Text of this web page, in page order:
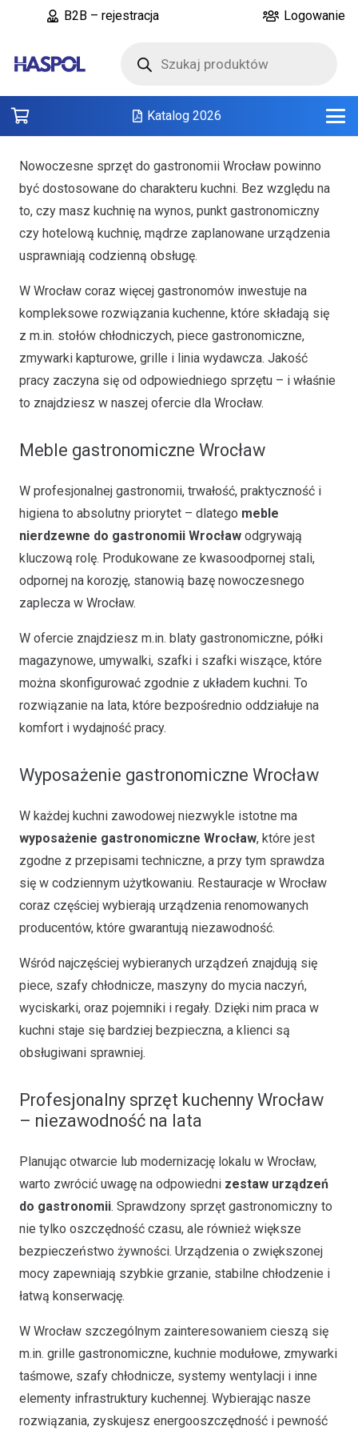
B2B – rejestracja Logowanie
produktów
Katalog 2026
Nowoczesne sprzęt do gastronomii Wrocław powinno
być dostosowane do charakteru kuchni. Bez względu na
to, czy masz kuchnię na wynos, punkt gastronomiczny
czy hotelową kuchnię, mądrze zaplanowane urządzenia
usprawniają codzienną obsługę.
W Wrocław coraz więcej gastronomów inwestuje na
kompleksowe rozwiązania kuchenne, które składają się
z m.in. stołów chłodniczych, piece gastronomiczne,
zmywarki kapturowe, grille i linia wydawcza. Jakość
pracy zaczyna się od odpowiedniego sprzętu – i właśnie
to znajdziesz w naszej ofercie dla Wrocław.
Meble gastronomiczne Wrocław
W profesjonalnej gastronomii, trwałość, praktyczność i
higiena to absolutny priorytet – dlatego meble
nierdzewne do gastronomii Wrocław odgrywają
kluczową rolę. Produkowane ze kwasoodpornej stali,
odpornej na korozję, stanowią bazę nowoczesnego
zaplecza w Wrocław.
W ofercie znajdziesz m.in. blaty gastronomiczne, półki
magazynowe, umywalki, szafki i szafki wiszące, które
można skonfigurować zgodnie z układem kuchni. To
rozwiązanie na lata, które bezpośrednio oddziałuje na
komfort i wydajność pracy.
Wyposażenie gastronomiczne Wrocław
W każdej kuchni zawodowej niezwykle istotne ma
wyposażenie gastronomiczne Wrocław, które jest
zgodne z przepisami techniczne, a przy tym sprawdza
się w codziennym użytkowaniu. Restauracje w Wrocław
coraz częściej wybierają urządzenia renomowanych
producentów, które gwarantują niezawodność.
Wśród najczęściej wybieranych urządzeń znajdują się
piece, szafy chłodnicze, maszyny do mycia naczyń,
wyciskarki, oraz pojemniki i regały. Dzięki nim praca w
kuchni staje się bardziej bezpieczna, a klienci są
obsługiwani sprawniej.
Profesjonalny sprzęt kuchenny Wrocław
– niezawodność na lata
Planując otwarcie lub modernizację lokalu w Wrocław,
warto zwrócić uwagę na odpowiedni zestaw urządzeń
do gastronomii. Sprawdzony sprzęt gastronomiczny to
nie tylko oszczędność czasu, ale również większe
bezpieczeństwo żywności. Urządzenia o zwiększonej
mocy zapewniają szybkie grzanie, stabilne chłodzenie i
łatwą konserwację.
W Wrocław szczególnym zainteresowaniem cieszą się
m.in. grille gastronomiczne, kuchnie modułowe, zmywarki
taśmowe, szafy chłodnicze, systemy wentylacji i inne
elementy infrastruktury kuchennej. Wybierając nasze
rozwiązania, zyskujesz energooszczędność i pewność